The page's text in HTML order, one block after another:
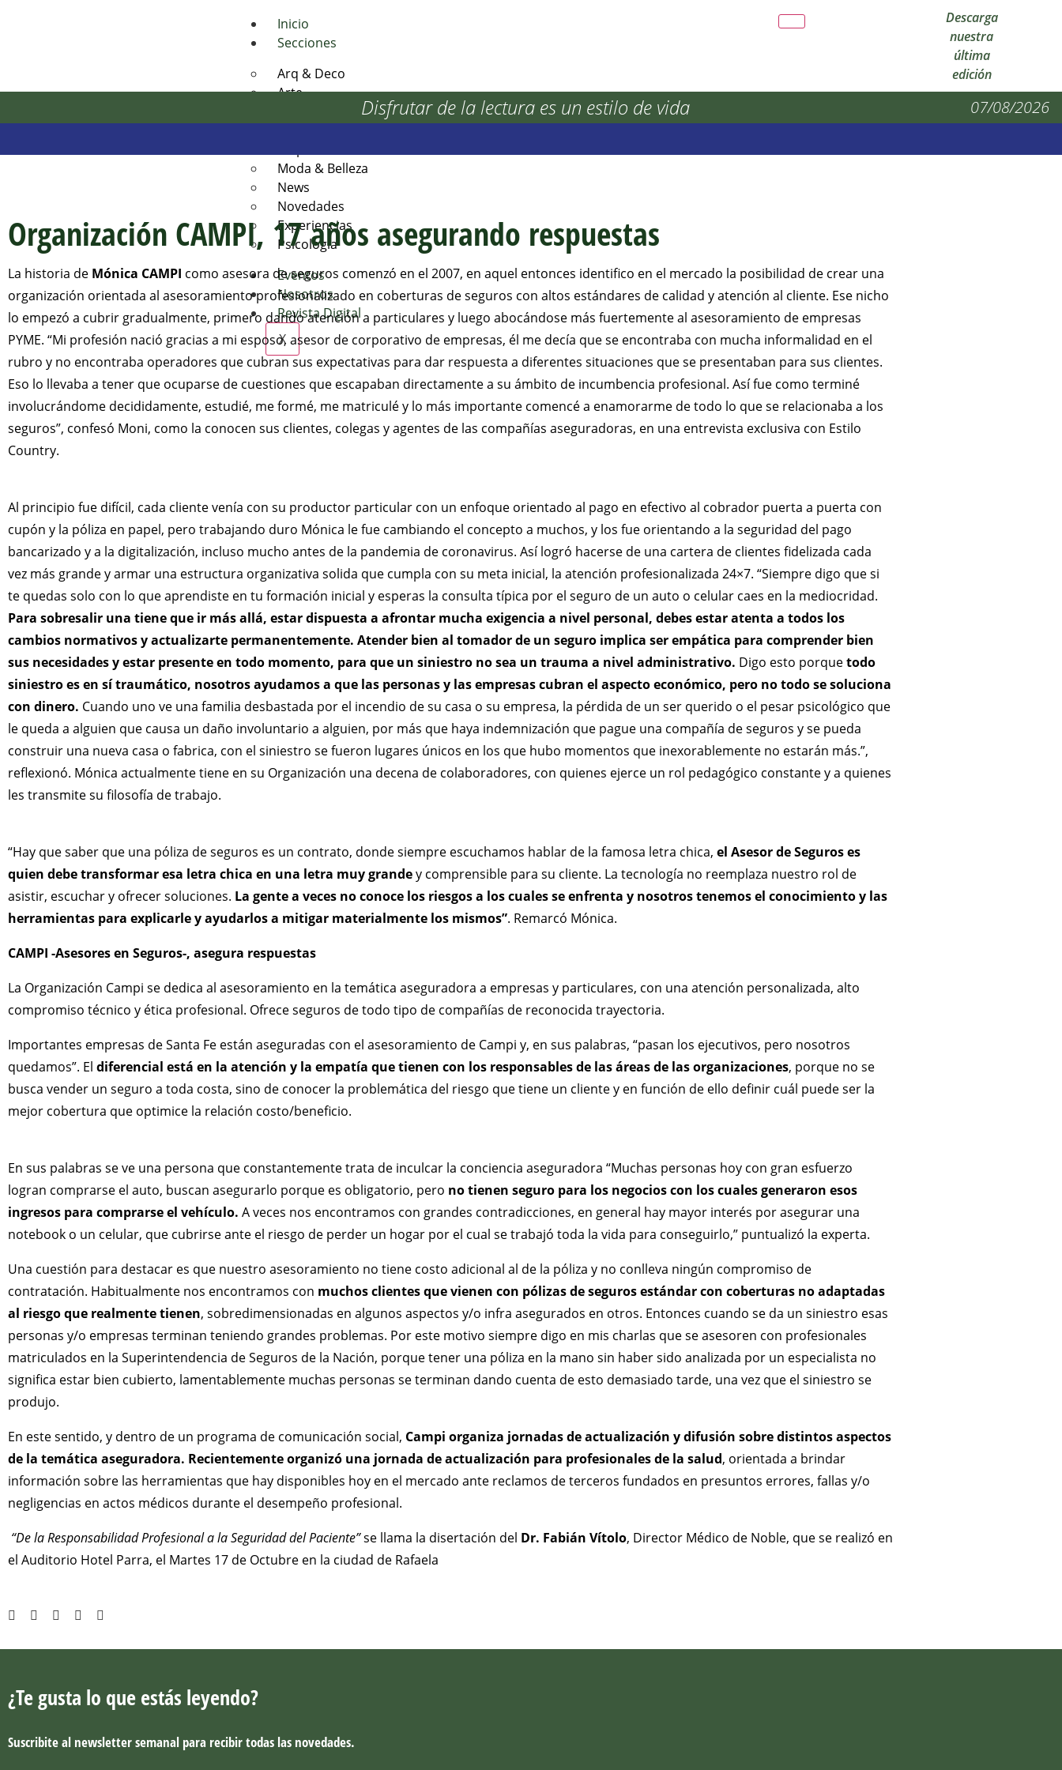
Inicio
Secciones
Arq & Deco
Arte
Moda & Belleza
News
Novedades
Experiencias
Psicología
Eventos
Nosotros
Revista Digital
X
Descarga
nuestra
última
edición
Disfrutar de la lectura es un estilo de vida 07/08/2026
Organización CAMPI, 17 años asegurando respuestas
La historia de Mónica CAMPI como asesora de seguros comenzó en el 2007, en aquel entonces identifico en el mercado la posibilidad de crear una
organización orientada al asesoramiento profesionalizado en coberturas de seguros con altos estándares de calidad y atención al cliente. Ese nicho
lo empezó a cubrir gradualmente, primero dando atención a particulares y luego abocándose más fuertemente al asesoramiento de empresas
PYME. “Mi profesión nació gracias a mi esposo, asesor de corporativo de empresas, él me decía que se encontraba con mucha informalidad en el
rubro y no encontraba operadores que cubran sus expectativas para dar respuesta a diferentes situaciones que se presentaban para sus clientes.
Eso lo llevaba a tener que ocuparse de cuestiones que escapaban directamente a su ámbito de incumbencia profesional. Así fue como terminé
involucrándome decididamente, estudié, me formé, me matriculé y lo más importante comencé a enamorarme de todo lo que se relacionaba a los
seguros”, confesó Moni, como la conocen sus clientes, colegas y agentes de las compañías aseguradoras, en una entrevista exclusiva con Estilo
Country.
Al principio fue difícil, cada cliente venía con su productor particular con un enfoque orientado al pago en efectivo al cobrador puerta a puerta con
cupón y la póliza en papel, pero trabajando duro Mónica le fue cambiando el concepto a muchos, y los fue orientando a la seguridad del pago
bancarizado y a la digitalización, incluso mucho antes de la pandemia de coronavirus. Así logró hacerse de una cartera de clientes fidelizada cada
vez más grande y armar una estructura organizativa solida que cumpla con su meta inicial, la atención profesionalizada 24×7. “Siempre digo que si
te quedas solo con lo que aprendiste en tu formación inicial y esperas la consulta típica por el seguro de un auto o celular caes en la mediocridad.
Para sobresalir una tiene que ir más allá, estar dispuesta a afrontar mucha exigencia a nivel personal, debesestar atenta a todos los
cambios normativos y actualizarte permanentemente. Atender bien al tomador de un seguro implica ser empática para comprender bien
sus necesidades y estar presente en todo momento, para que un siniestro no sea un trauma a nivel administrativo. Digo esto porquetodo
siniestro es en sí traumático, nosotros ayudamos a que las personas y las empresas cubran el aspecto económico, pero no todo se soluciona
con dinero. Cuando uno ve una familia desbastada por el incendio de su casa o su empresa, la pérdida de un ser querido o el pesar psicológico que
le queda a alguien que causa un daño involuntario a alguien, por más que haya indemnización que pague una compañía de seguros y se pueda
construir una nueva casa o fabrica, con el siniestro se fueron lugares únicos en los que hubo momentos que inexorablemente no estarán más.”,
reflexionó. Mónica actualmente tiene en su Organización una decena de colaboradores, con quienes ejerce un rol pedagógico constante y a quienes
les transmite su filosofía de trabajo.
“Hay que saber que una póliza de seguros es un contrato, donde siempre escuchamos hablar de la famosa letra chica, el Asesor de Seguros es
quien debe transformar esa letra chica en una letra muy grandey comprensible para su cliente. La tecnología no reemplaza nuestro rol de
asistir, escuchar y ofrecer soluciones. La gente a veces no conoce los riesgos a los cuales se enfrenta y nosotros tenemos el conocimiento y las
herramientas para explicarle y ayudarlos a mitigar materialmente los mismos”. Remarcó Mónica.
CAMPI -Asesores en Seguros-, asegura respuestas
La Organización Campi se dedica al asesoramiento en la temática aseguradora a empresas y particulares, con una atención personalizada, alto
compromiso técnico y ética profesional. Ofrece seguros de todo tipo de compañías de reconocida trayectoria.
Importantes empresas de Santa Fe están aseguradas con el asesoramiento de Campi y, en sus palabras, “pasan los ejecutivos, pero nosotros
quedamos”. El diferencial está en la atención y la empatía que tienen con los responsables de las áreas de las organizaciones, porque no se
busca vender un seguro a toda costa, sino de conocer la problemática del riesgo que tiene un cliente y en función de ello definir cuál puede ser la
mejor cobertura que optimice la relación costo/beneficio.
En sus palabras se ve una persona que constantemente trata de inculcar la conciencia aseguradora “Muchas personas hoy con gran esfuerzo
logran comprarse el auto, buscan asegurarlo porque es obligatorio, pero no tienen seguro para los negocios con los cuales generaron esos
ingresos para comprarse el vehículo. A veces nos encontramos con grandes contradicciones, en general hay mayor interés por asegurar una
notebook o un celular, que cubrirse ante el riesgo de perder un hogar por el cual se trabajó toda la vida para conseguirlo,” puntualizó la experta.
Una cuestión para destacar es que nuestro asesoramiento no tiene costo adicional al de la póliza y no conlleva ningún compromiso de
contratación. Habitualmente nos encontramos con muchos clientes que vienen con pólizas de seguros estándar con coberturas no adaptadas
al riesgo que realmente tienen, sobredimensionadas en algunos aspectos y/o infra asegurados en otros. Entonces cuando se da un siniestro esas
personas y/o empresas terminan teniendo grandes problemas. Por este motivo siempre digo en mis charlas que se asesoren con profesionales
matriculados en la Superintendencia de Seguros de la Nación, porque tener una póliza en la mano sin haber sido analizada por un especialista no
significa estar bien cubierto, lamentablemente muchas personas se terminan dando cuenta de esto demasiado tarde, una vez que el siniestro se
produjo.
En este sentido, y dentro de un programa de comunicación social, Campi organiza jornadas de actualización y difusión sobre distintos aspectos
de la temática aseguradora. Recientemente organizó una jornada de actualización para profesionales de la salud, orientada a brindar
información sobre las herramientas que hay disponibles hoy en el mercado ante reclamos de terceros fundados en presuntos errores, fallas y/o
negligencias en actos médicos durante el desempeño profesional.
“De la Responsabilidad Profesional a la Seguridad del Paciente”se llama la disertación del Dr. Fabián Vítolo, Director Médico de Noble, que se realizó en
el Auditorio Hotel Parra, el Martes 17 de Octubre en la ciudad de Rafaela
¿Te gusta lo que estás leyendo?
Suscribite al newsletter semanal para recibir todas las novedades.